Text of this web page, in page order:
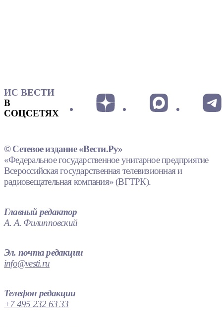
ИС ВЕСТИ
В
СОЦСЕТЯХ
© Сетевое издание «Вести.Ру»
«Федеральное государственное унитарное предприятие
Всероссийская государственная телевизионная и
радиовещательная компания» (ВГТРК).
Главный редактор
А. А. Филипповский
Эл. почта редакции
info@vesti.ru
Телефон редакции
+7 495 232 63 33